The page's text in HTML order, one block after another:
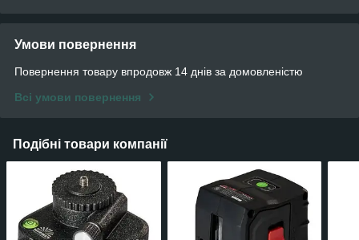
Умови повернення
Повернення товару впродовж 14 днів за домовленістю
Всі умови повернення
Подібні товари компанії